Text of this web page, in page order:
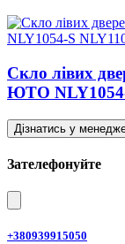
Скло лівих
ЮТО NLY1054-
Дізнатись у
Зателефонуйте
+380939915050